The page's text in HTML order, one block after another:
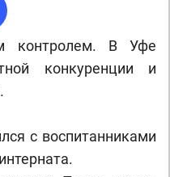
контролем. В Уфе
конкуренции и
с воспитанниками